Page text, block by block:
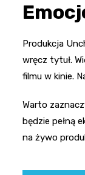
Produkcja
wręcz tytuł.
filmu w kinie.
Warto
będzie pełną
na żywo